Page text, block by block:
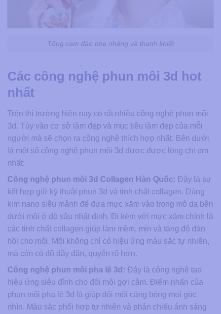
Tông cam đào nhẹ nhàng và thanh khiết
Các công nghệ phun môi 3d hot
nhất
Trên thị trường hiện nay có rất nhiều công nghệ phun môi
3d. Tùy vào cơ sở làm đẹp và mục tiêu làm đẹp của mỗi
người mà sẽ chọn ra công nghệ thích hợp nhất. Bên dưới
là một số công nghệ phun môi 3d được được lòng chị em
nhất:
Công nghệ phun môi 3d Collagen Hàn Quốc: Đây là sự
kết hợp giữ kỹ thuật phun 3d và tinh chất collagen. Dùng
kim nano siêu mảnh để đưa mực xăm vào trong mô da bên
dưới môi ở độ sâu nhất định. Đi kèm với mực xăm chính là
các tinh chất collagen giúp làm mềm, mịn và tăng độ đàn
hồi cho môi. Môi không chỉ có hiệu ứng màu sắc tự nhiên,
mà còn có độ đầy đặn, quyến rũ hơn.
Công nghệ phun môi pha lê 3d: Đây là công nghệ tạo
hiệu ứng siêu đỉnh cho đôi môi gợi cảm. Điểm nhấn của
phun môi pha lê 3d là giúp đôi môi căng bóng mọi góc
nhìn. Màu sắc phối hợp tự nhiên và phản chiếu ánh sáng